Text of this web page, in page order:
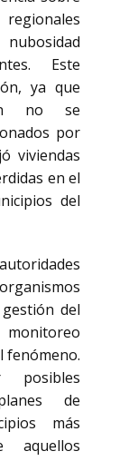
Este
ya que
no se
por
viviendas
en el
del
del
fenómeno.
de
más
aquellos